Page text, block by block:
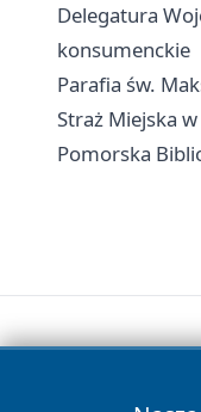
Delegatura
konsumenckie
Parafia św.
Straż Miejska
Pomorska